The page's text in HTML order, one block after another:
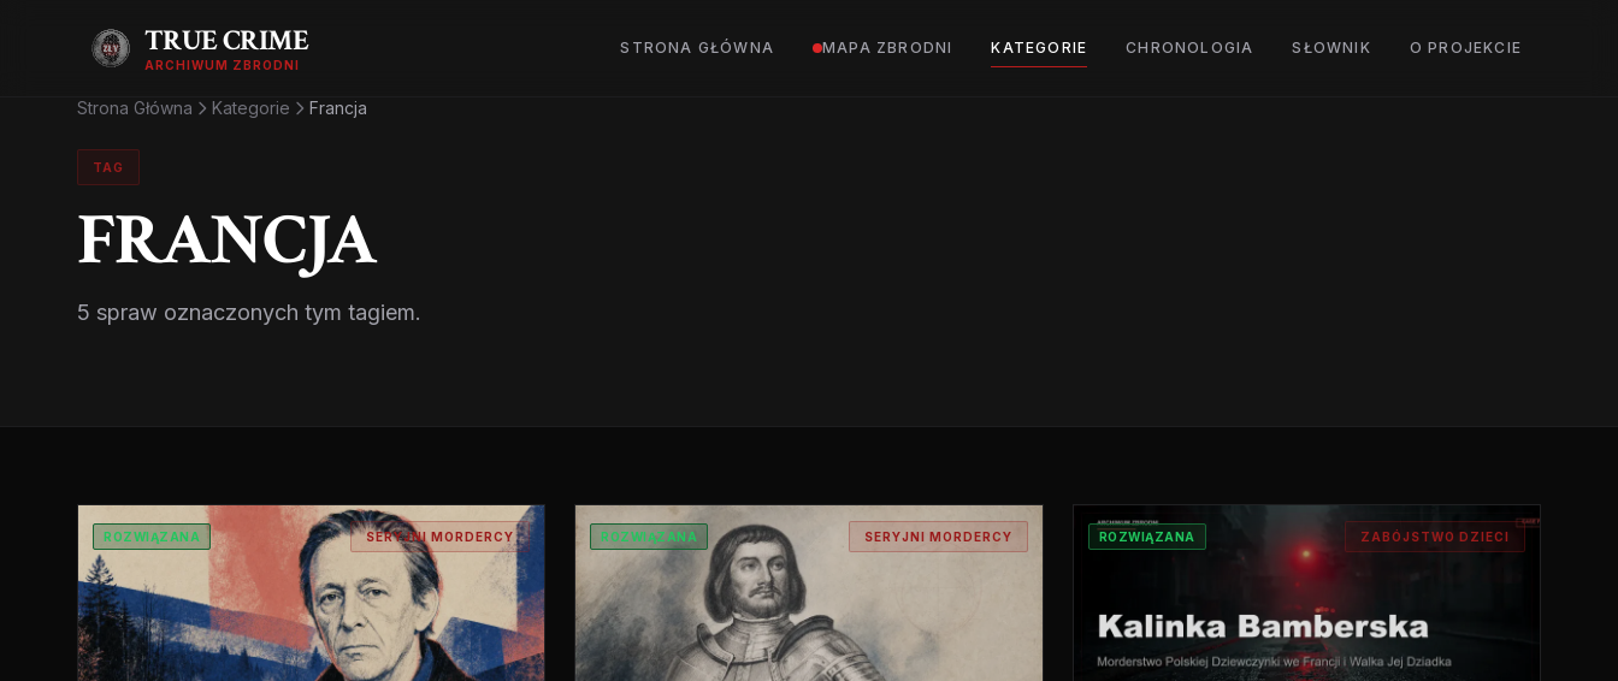
TRUE CRIME
ARCHIWUM ZBRODNI
STRONA GŁÓWNA MAPA ZBRODNI KATEGORIE CHRONOLOGIA SŁOWNIK O PROJEKCIE
Strona Główna Kategorie Francja
TAG
FRANCJA
5 spraw oznaczonych tym tagiem.
ROZWIĄZANA SERYJNI MORDERCY ROZWIĄZANA SERYJNI MORDERCY ROZWIĄZANA ZABÓJSTWO DZIECI